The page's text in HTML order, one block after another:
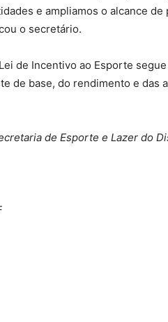
e ampliamos o alcance
o secretário.
de Incentivo ao Esporte
de base, do rendimento e das
de Esporte e Lazer do